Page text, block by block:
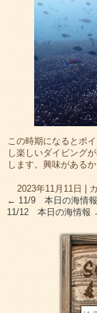
この時期になるとポ
し楽しいダイビング
します。興味がある
2023年11月11日
← 11/9 本日の海情報
11/12 本日の海情報